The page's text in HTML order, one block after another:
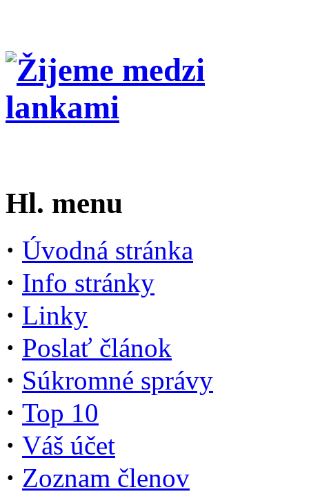
Hl. menu
· Úvodná stránka
· Info stránky
· Linky
· Poslať článok
· Súkromné správy
· Top 10
· Váš účet
· Zoznam členov